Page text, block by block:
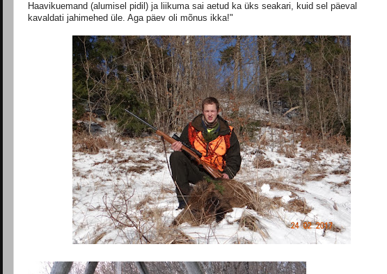
Haavikuemand (alumisel pidil) ja liikuma sai aetud ka üks seakari, kuid sel päeval
kavaldati jahimehed üle. Aga päev oli mõnus ikka!"